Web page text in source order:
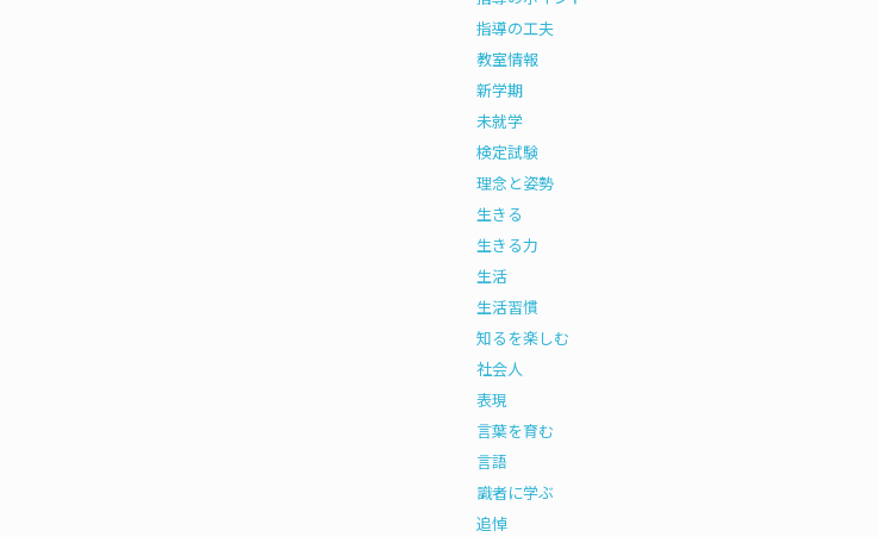
指導の工夫
教室情報
新学期
未就学
検定試験
理念と姿勢
生きる
生きる力
生活
生活習慣
知るを楽しむ
社会人
表現
言葉を育む
言語
識者に学ぶ
追悼